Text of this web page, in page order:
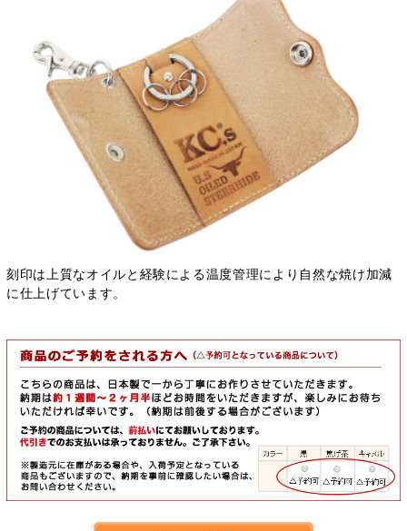
刻印は上質なオイルと経験による温度管理により自然な焼け加減
に仕上げています。